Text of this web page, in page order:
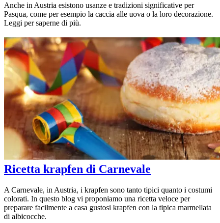
Anche in Austria esistono usanze e tradizioni significative per
Pasqua, come per esempio la caccia alle uova o la loro decorazione.
Leggi per saperne di più.
Ricetta krapfen di Carnevale
A Carnevale, in Austria, i krapfen sono tanto tipici quanto i costumi
colorati. In questo blog vi proponiamo una ricetta veloce per
preparare facilmente a casa gustosi krapfen con la tipica marmellata
di albicocche.